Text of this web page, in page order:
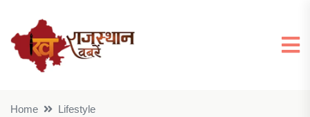
Home
Lifestyle